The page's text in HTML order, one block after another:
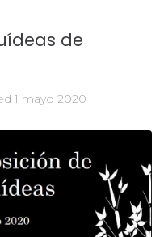
de
1 mayo 2020